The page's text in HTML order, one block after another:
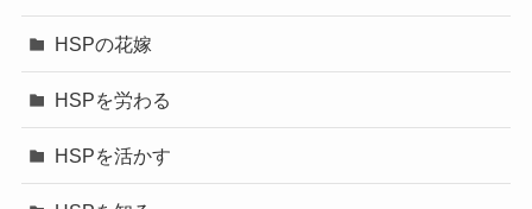
HSPの花嫁
HSPを労わる
HSPを活かす